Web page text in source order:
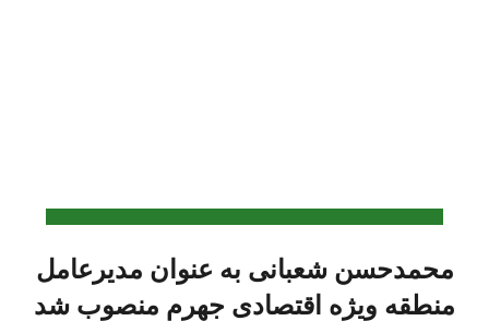
محمدحسن شعبانی به عنوان مدیرعامل
منطقه ویژه اقتصادی جهرم منصوب شد